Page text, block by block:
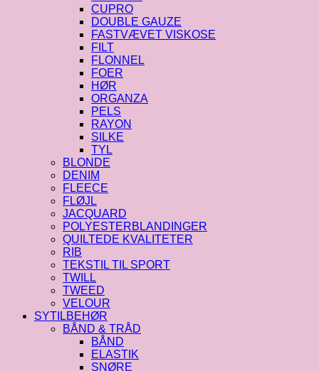
CUPRO
DOUBLE GAUZE
FASTVÆVET VISKOSE
FILT
FLONNEL
FOER
HØR
ORGANZA
PELS
RAYON
SILKE
TYL
BLONDE
DENIM
FLEECE
FLØJL
JACQUARD
POLYESTERBLANDINGER
QUILTEDE KVALITETER
RIB
TEKSTIL TIL SPORT
TWILL
TWEED
VELOUR
SYTILBEHØR
BÅND & TRÅD
BÅND
ELASTIK
SNØRE